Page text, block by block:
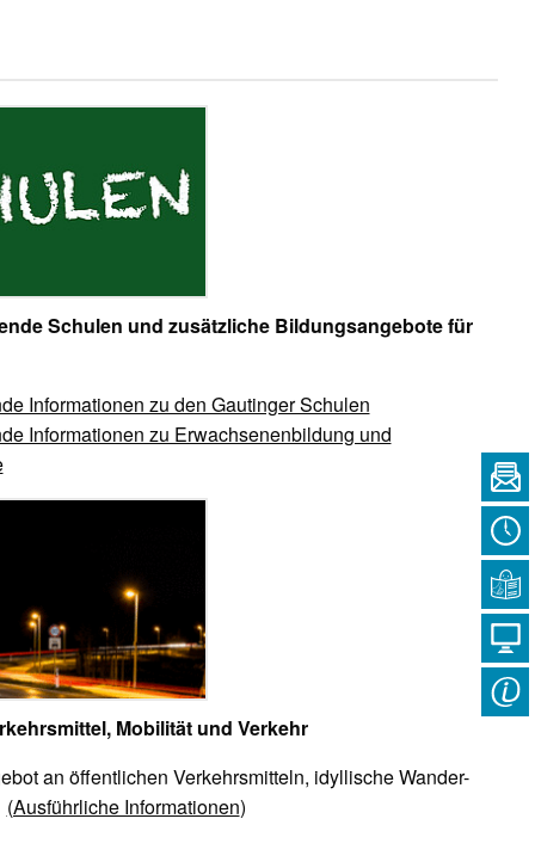
Schulen und zusätzliche Bildungsangebote für
Informationen zu den Gautinger Schulen
Informationen zu Erwachsenenbildung und
Mobilität und Verkehr
an öffentlichen Verkehrsmitteln, idyllische Wander-
(Ausführliche Informationen)